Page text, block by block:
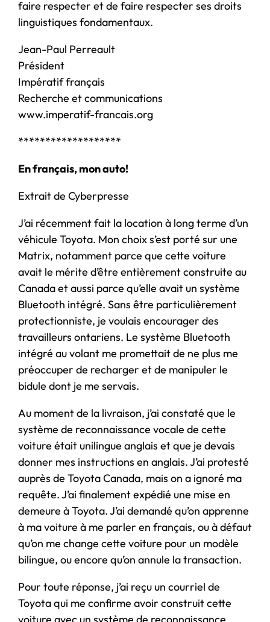
faire respecter et de faire respecter ses droits
linguistiques fondamentaux.
Jean-Paul Perreault
Président
Impératif français
Recherche et communications
www.imperatif-francais.org
*******************
En français, mon auto!
Extrait de Cyberpresse
J’ai récemment fait la location à long terme d’un
véhicule Toyota. Mon choix s’est porté sur une
Matrix, notamment parce que cette voiture
avait le mérite d’être entièrement construite au
Canada et aussi parce qu’elle avait un système
Bluetooth intégré. Sans être particulièrement
protectionniste, je voulais encourager des
travailleurs ontariens. Le système Bluetooth
intégré au volant me promettait de ne plus me
préoccuper de recharger et de manipuler le
bidule dont je me servais.
Au moment de la livraison, j’ai constaté que le
système de reconnaissance vocale de cette
voiture était unilingue anglais et que je devais
donner mes instructions en anglais. J’ai protesté
auprès de Toyota Canada, mais on a ignoré ma
requête. J’ai finalement expédié une mise en
demeure à Toyota. J’ai demandé qu’on apprenne
à ma voiture à me parler en français, ou à défaut
qu’on me change cette voiture pour un modèle
bilingue, ou encore qu’on annule la transaction.
Pour toute réponse, j’ai reçu un courriel de
Toyota qui me confirme avoir construit cette
voiture avec un système de reconnaissance